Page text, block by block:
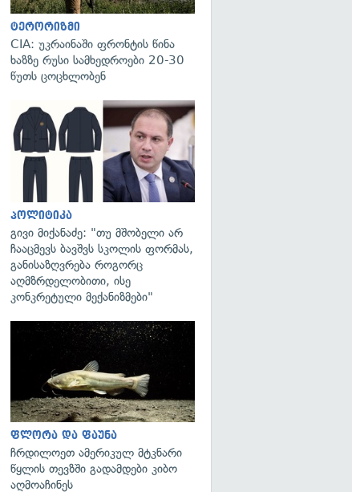
ტერორიზმი
CIA: უკრაინაში ფრონტის წინა
ხაზზე რუსი სამხედროები 20-30
წუთს ცოცხლობენ
პოლიტიკა
გივი მიქანაძე: "თუ მშობელი არ
ჩააცმევს ბავშვს სკოლის ფორმას,
განისაზღვრება როგორც
აღმზრდელობითი, ისე
კონკრეტული მექანიზმები"
ფლორა და ფაუნა
ჩრდილოეთ ამერიკულ მტკნარი
წყლის თევზში გადამდები კიბო
აღმოაჩინეს